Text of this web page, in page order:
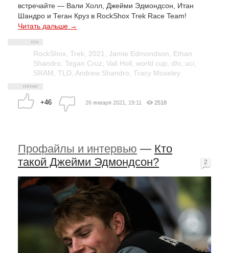
встречайте — Вали Холл, Джейми Эдмондсон, Итан
Шандро и Теган Круз в RockShox Trek Race Team!
Читать дальше →
RockShox Trek 2021 Jamie Edmondson
Ethan
Shandro Tegan Cruz Vali Holl world cup dhi uci
SRAM TLD Andrew Shandro Tracy Moseley
+46 26 января 2021, 19:11 2518
Профайлы и интервью — Кто
такой Джейми Эдмондсон?
2